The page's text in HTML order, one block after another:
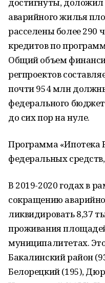
аварийного жилья
расселены более 290
кредитов по
Общий объем
регпроектов
почти 954 млн
федерального
до сих пор на нуле.
Программа «Ипотека
федеральных
В 2019-2020 годах в
сокращению
ликвидировать 8,37
проживания
муниципалитетах.
Бакалинский район
Белорецкий (195),